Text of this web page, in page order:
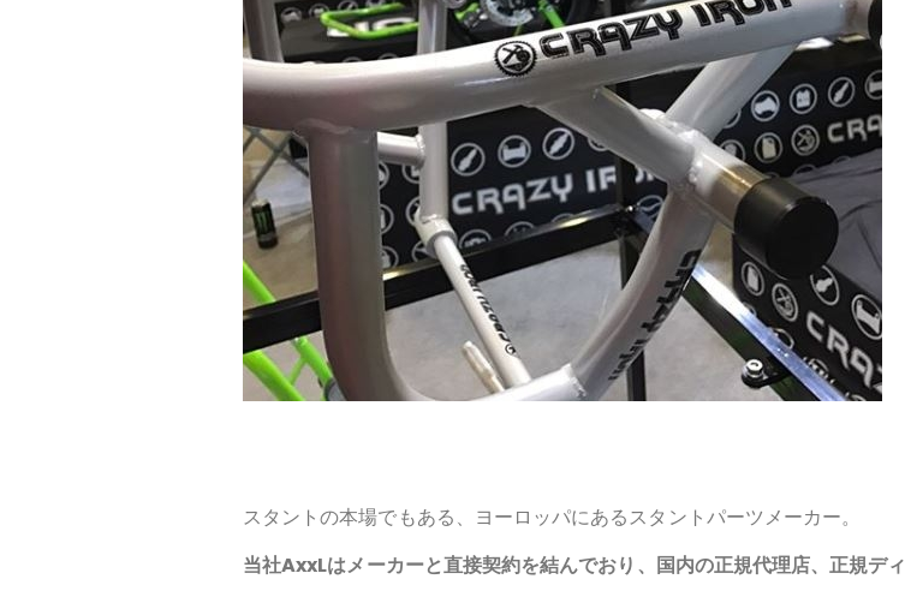
スタントの本場でもある、ヨーロッパにあるスタントパーツメーカー。
当社AxxLはメーカーと直接契約を結んでおり、国内の正規代理店、正規デ